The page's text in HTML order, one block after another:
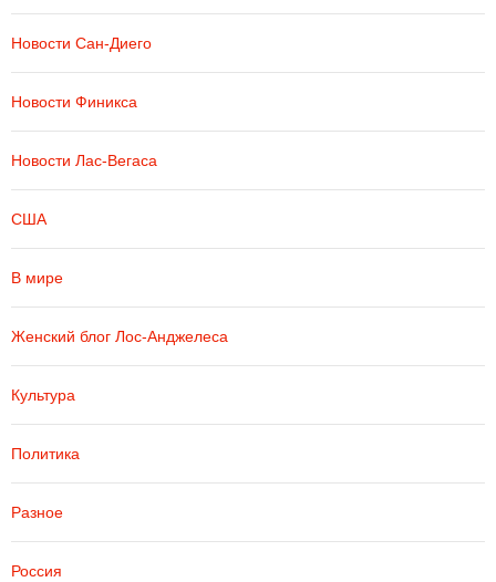
Новости Сан-Диего
Новости Финикса
Новости Лас-Вегаса
США
В мире
Женский блог Лос-Анджелеса
Культура
Политика
Разное
Россия